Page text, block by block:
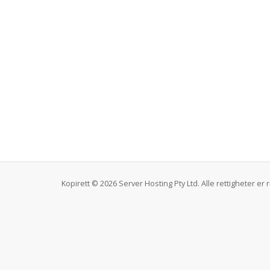
Kopirett © 2026 Server Hosting Pty Ltd. Alle rettigheter er